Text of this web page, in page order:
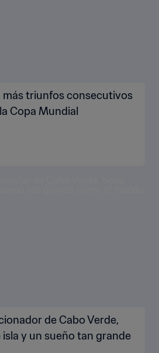
más triunfos consecutivos
Copa Mundial
de Cabo Verde,
y un sueño tan grande